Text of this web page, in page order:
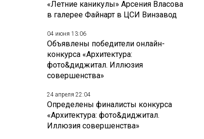
«Летние каникулы» Арсения Власова
в галерее Файнарт в ЦСИ Винзавод
04 июня 13:06
Объявлены победители онлайн-
конкурса «Архитектура:
фото&диджитал. Иллюзия
совершенства»
24 апреля 22:04
Определены финалисты конкурса
«Архитектура: фото&диджитал.
Иллюзия совершенства»